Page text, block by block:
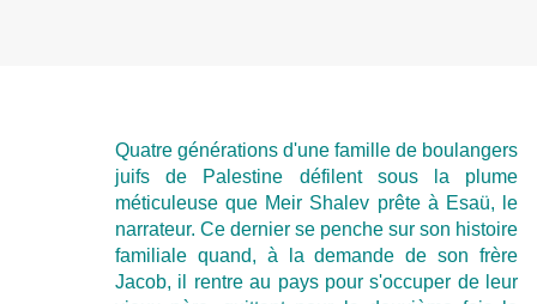
Quatre générations d'une famille de boulangers
juifs de Palestine défilent sous la plume
méticuleuse que Meir Shalev prête à Esaü, le
narrateur. Ce dernier se penche sur son histoire
familiale quand, à la demande de son frère
Jacob, il rentre au pays pour s'occuper de leur